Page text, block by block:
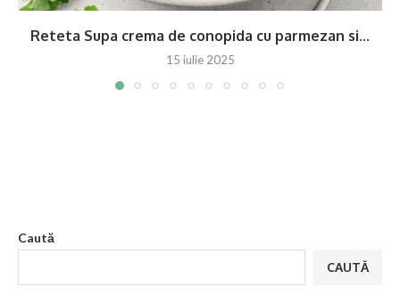
Reteta Supa crema de conopida cu parmezan si...
15 iulie 2025
Caută
CAUTĂ